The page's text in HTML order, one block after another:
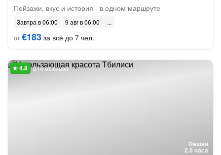
Пейзажи, вкус и история - в одном маршруте
Завтра в 06:00
9 авг в 06:00
от€183 за всё до 7 чел.
Пешая
2.5 часа
214 отзывов